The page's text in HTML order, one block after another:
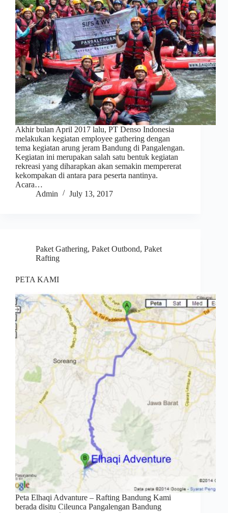
Akhir bulan April 2017 lalu, PT Denso Indonesia
melakukan kegiatan employee gathering dengan
tema kegiatan arung jeram Bandung di Pangalengan.
Kegiatan ini merupakan salah satu bentuk kegiatan
rekreasi yang diharapkan akan semakin mempererat
kekompakan di antara para peserta nantinya.
Acara…
Admin
July 13, 2017
Paket Gathering, Paket Outbond, Paket
Rafting
PETA KAMI
Peta Elhaqi Advanture – Rafting Bandung Kami
berada disitu Cileunca Pangalengan Bandung